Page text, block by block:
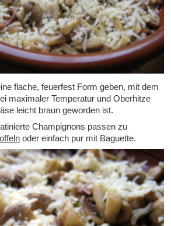
flache, feuerfest Form geben, mit dem
maximaler Temperatur und Oberhitze
leicht braun geworden ist.
Champignons passen zu
oder einfach pur mit Baguette.